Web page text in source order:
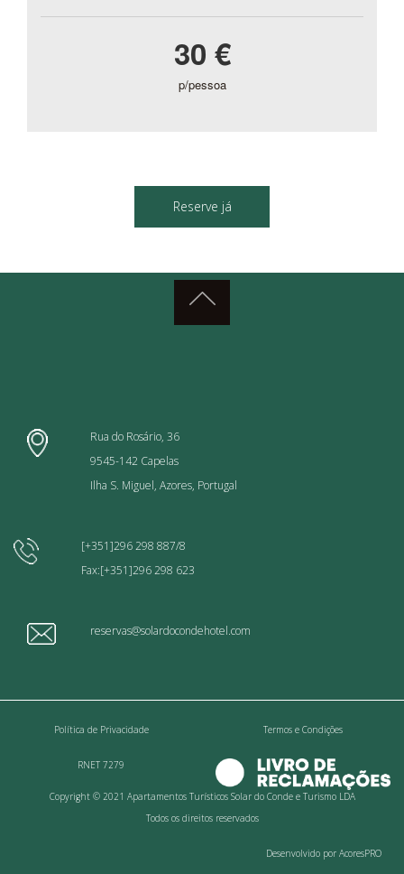
30 €
p/pessoa
Reserve já
Rua do Rosário, 36
9545-142 Capelas
Ilha S. Miguel, Azores, Portugal
[+351]296 298 887/8
Fax:[+351]296 298 623
reservas@solardocondehotel.com
Política de Privacidade Termos e Condições
RNET 7279
Copyright © 2021 Apartamentos Turísticos Solar do Conde e Turismo LDA
Todos os direitos reservados
Desenvolvido por AcoresPRO